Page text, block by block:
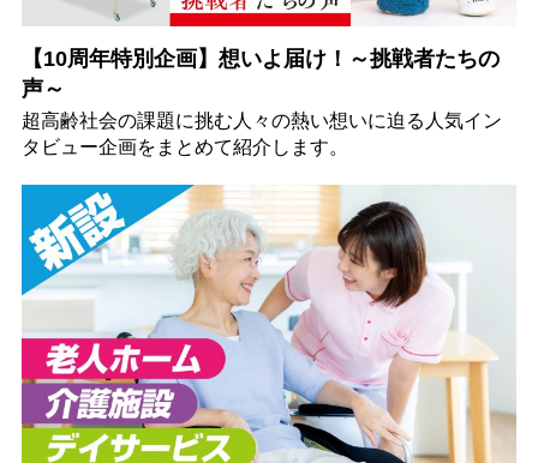
【10周年特別企画】想いよ届け！～挑戦者たちの
声～
超高齢社会の課題に挑む人々の熱い想いに迫る人気イン
タビュー企画をまとめて紹介します。